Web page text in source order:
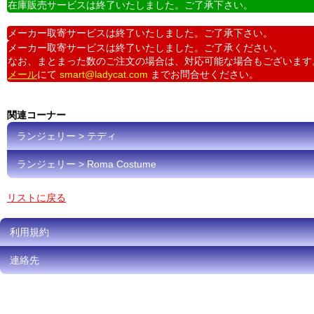
在庫販売サービスは終了いたしました。ご了承下さい。
メーカー取寄サービスは終了いたしました。ご了承下さい。
メーカー取寄サービスは終了いたしました。ご了承ください。
なお、まとまった数のご注文の場合は、対応可能な場合もございます
メールにて smart@ladycat.com までお問合せください。
関連コーナー
ランジェリー > テディ
ランジェリー > Roma Costume
リストに戻る
利用規約
連絡先